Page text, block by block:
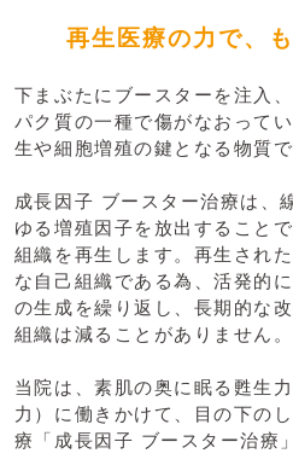
再生医療の力で、
下まぶたにブースターを注入
パク質の一種で傷がなおって
生や細胞増殖の鍵となる物質で
成長因子 ブースター治療は、
ゆる増殖因子を放出すること
組織を再生します。再生され
な自己組織である為、活発的
の生成を繰り返し、長期的な
組織は減ることがありません。
当院は、素肌の奥に眠る甦生
力）に働きかけて、目の下の
療「成長因子 ブースター治療